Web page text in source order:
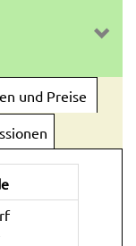
und Preise